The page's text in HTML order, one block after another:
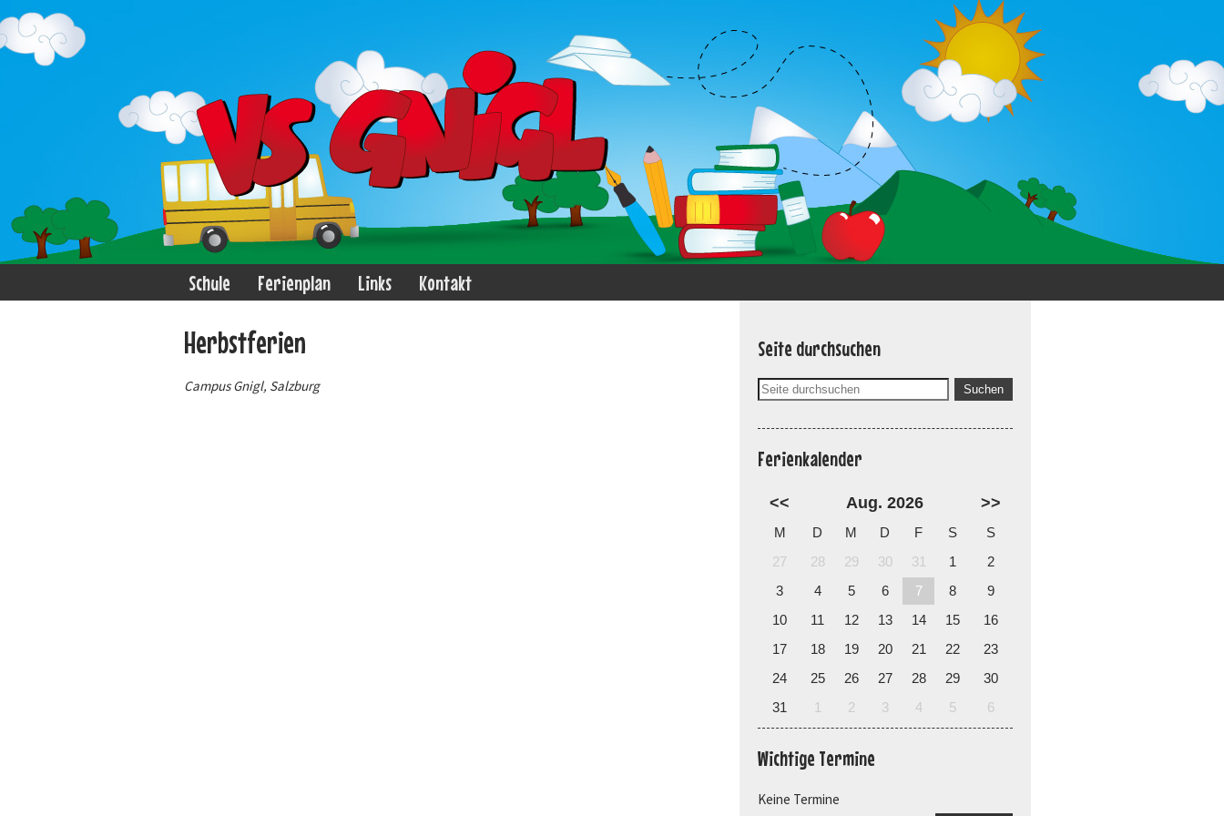
Schule Ferienplan Links Kontakt
Herbstferien
Campus Gnigl, Salzburg
Seite durchsuchen
Ferienkalender
<< Aug. 2026 >>
M D M D F S
S
27
28 29 30 31 1
2
3
4 5 6 7 8
9
10
11 12 13 14 15
16
17
18 19 20 21 22
23
24
25 26 27 28 29
30
31
1 2 3 4 5 6
Wichtige Termine
Keine Termine